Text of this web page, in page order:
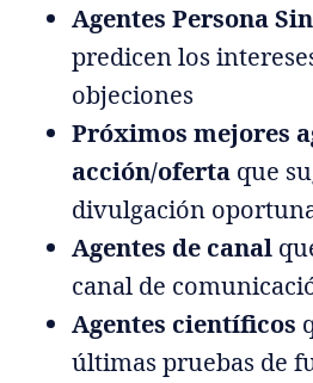
Agentes Persona
predicen los
objeciones
Próximos mejores
acción/oferta que
divulgación
Agentes de canal
canal de
Agentes científicos
últimas pruebas de